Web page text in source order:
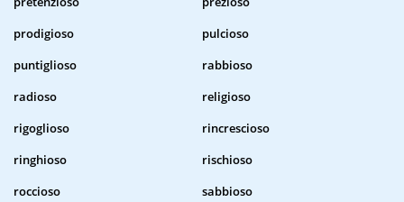
prodigioso
pulcioso
puntiglioso
rabbioso
radioso
religioso
rigoglioso
rincrescioso
ringhioso
rischioso
roccioso
sabbioso